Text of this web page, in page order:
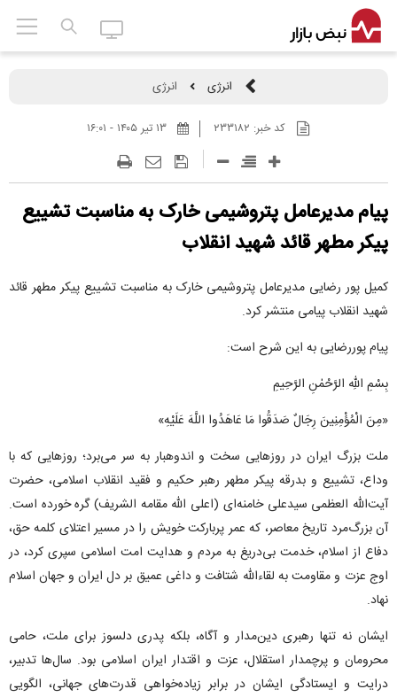
انرژی انرژی
کد خبر: ۲۳۳۱۸۲
پیام مدیرعامل پتروشیمی خارک به مناسبت تشییع
پیکر مطهر قائد شهید انقلاب
کمیل پور رضایی مدیرعامل پتروشیمی خارک به مناسبت تشییع پیکر مطهر قائد
شهید انقلاب پیامی منتشر کرد.
پیام پوررضایی به این شرح است:
بِسْمِ اللهِ الرَّحْمٰنِ الرَّحِیمِ
«مِنَ الْمُؤْمِنِینَ رِجَالٌ صَدَقُوا مَا عَاهَدُوا اللَّهَ عَلَیْهِ»
ملت بزرگ ایران در روزهایی سخت و اندوهبار به سر می‌برد؛ روزهایی که با
وداع، تشییع و بدرقه پیکر مطهر رهبر حکیم و فقید انقلاب اسلامی، حضرت
آیت‌الله العظمی سیدعلی خامنه‌ای (اعلی الله مقامه الشریف) گره خورده است.
آن بزرگ‌مرد تاریخ معاصر، که عمر پربارکت خویش را در مسیر اعتلای کلمه حق،
دفاع از اسلام، خدمت بی‌دریغ به مردم و هدایت امت اسلامی سپری کرد، در
اوج عزت و مقاومت به لقاءالله شتافت و داغی عمیق بر دل ایران و جهان اسلام
نهاد.
ایشان نه تنها رهبری دین‌مدار و آگاه، بلکه پدری دلسوز برای ملت، حامی
محرومان و پرچمدار استقلال، عزت و اقتدار ایران اسلامی بود. سال‌ها تدبیر،
درایت و ایستادگی ایشان در برابر زیاده‌خواهی قدرت‌های جهانی، الگویی